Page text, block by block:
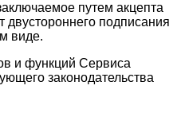
путем акцепта
подписания
виде.
и функций Сервиса
законодательства